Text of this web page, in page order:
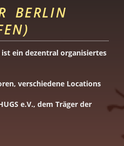
BERLIN
ist ein dezentral organisiertes
verschiedene Locations
e.V., dem Träger der